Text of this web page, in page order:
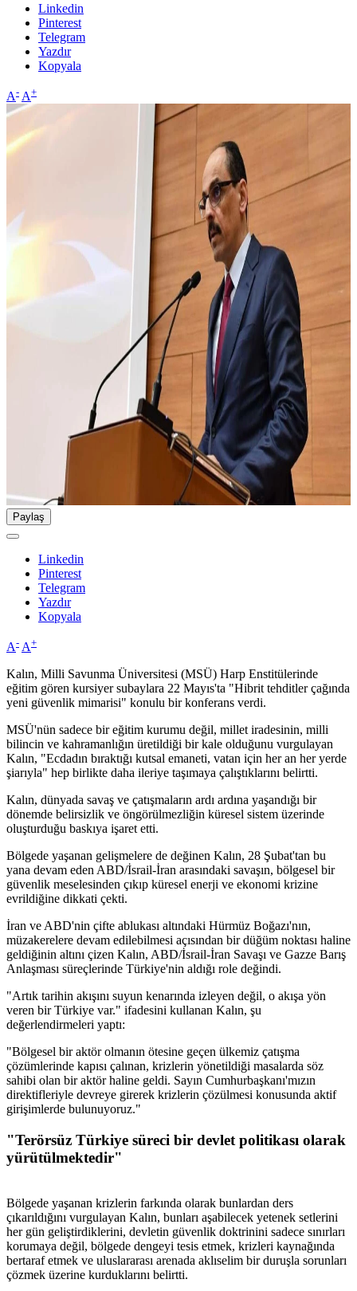
Linkedin
Pinterest
Telegram
Yazdır
Kopyala
A- A+
Paylaş
Linkedin
Pinterest
Telegram
Yazdır
Kopyala
A- A+
Kalın, Milli Savunma Üniversitesi (MSÜ) Harp Enstitülerinde
eğitim gören kursiyer subaylara 22 Mayıs'ta "Hibrit tehditler çağında
yeni güvenlik mimarisi" konulu bir konferans verdi.
MSÜ'nün sadece bir eğitim kurumu değil, millet iradesinin, milli
bilincin ve kahramanlığın üretildiği bir kale olduğunu vurgulayan
Kalın, "Ecdadın bıraktığı kutsal emaneti, vatan için her an her yerde
şiarıyla" hep birlikte daha ileriye taşımaya çalıştıklarını belirtti.
Kalın, dünyada savaş ve çatışmaların ardı ardına yaşandığı bir
dönemde belirsizlik ve öngörülmezliğin küresel sistem üzerinde
oluşturduğu baskıya işaret etti.
Bölgede yaşanan gelişmelere de değinen Kalın, 28 Şubat'tan bu
yana devam eden ABD/İsrail-İran arasındaki savaşın, bölgesel bir
güvenlik meselesinden çıkıp küresel enerji ve ekonomi krizine
evrildiğine dikkati çekti.
İran ve ABD'nin çifte ablukası altındaki Hürmüz Boğazı'nın,
müzakerelere devam edilebilmesi açısından bir düğüm noktası haline
geldiğinin altını çizen Kalın, ABD/İsrail-İran Savaşı ve Gazze Barış
Anlaşması süreçlerinde Türkiye'nin aldığı role değindi.
"Artık tarihin akışını suyun kenarında izleyen değil, o akışa yön
veren bir Türkiye var." ifadesini kullanan Kalın, şu
değerlendirmeleri yaptı:
"Bölgesel bir aktör olmanın ötesine geçen ülkemiz çatışma
çözümlerinde kapısı çalınan, krizlerin yönetildiği masalarda söz
sahibi olan bir aktör haline geldi. Sayın Cumhurbaşkanı'mızın
direktifleriyle devreye girerek krizlerin çözülmesi konusunda aktif
girişimlerde bulunuyoruz."
"Terörsüz Türkiye süreci bir devlet politikası olarak
yürütülmektedir"
Bölgede yaşanan krizlerin farkında olarak bunlardan ders
çıkarıldığını vurgulayan Kalın, bunları aşabilecek yetenek setlerini
her gün geliştirdiklerini, devletin güvenlik doktrinini sadece sınırları
korumaya değil, bölgede dengeyi tesis etmek, krizleri kaynağında
bertaraf etmek ve uluslararası arenada aklıselim bir duruşla sorunları
çözmek üzerine kurduklarını belirtti.